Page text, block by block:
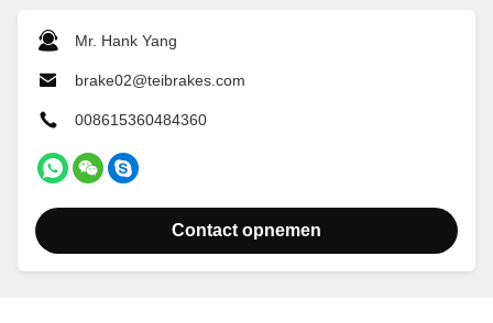
Mr. Hank Yang
brake02@teibrakes.com
008615360484360
Contact opnemen